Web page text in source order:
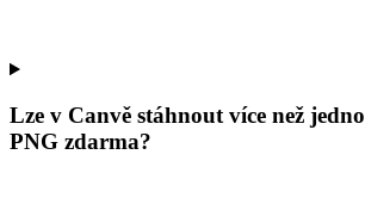
Lze v Canvě stáhnout více než
PNG zdarma?